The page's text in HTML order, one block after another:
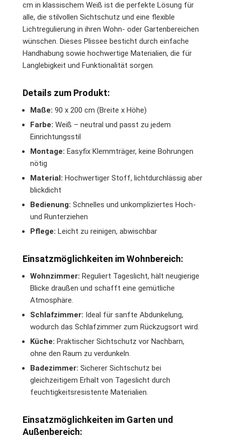
cm in klassischem Weiß ist die perfekte Lösung für
alle, die stilvollen Sichtschutz und eine flexible
Lichtregulierung in ihren Wohn- oder Gartenbereichen
wünschen. Dieses Plissee besticht durch einfache
Handhabung sowie hochwertige Materialien, die für
Langlebigkeit und Funktionalität sorgen.
Details zum Produkt:
Maße: 90 x 200 cm (Breite x Höhe)
Farbe: Weiß – neutral und passt zu jedem
Einrichtungsstil
Montage: Easyfix Klemmträger, keine Bohrungen
nötig
Material: Hochwertiger Stoff, lichtdurchlässig aber
blickdicht
Bedienung: Schnelles und unkompliziertes Hoch-
und Runterziehen
Pflege: Leicht zu reinigen, abwischbar
Einsatzmöglichkeiten im Wohnbereich:
Wohnzimmer: Reguliert Tageslicht, hält neugierige
Blicke draußen und schafft eine gemütliche
Atmosphäre.
Schlafzimmer: Ideal für sanfte Abdunkelung,
wodurch das Schlafzimmer zum Rückzugsort wird.
Küche: Praktischer Sichtschutz vor Nachbarn,
ohne den Raum zu verdunkeln.
Badezimmer: Sicherer Sichtschutz bei
gleichzeitigem Erhalt von Tageslicht durch
feuchtigkeitsresistente Materialien.
Einsatzmöglichkeiten im Garten und
Außenbereich: